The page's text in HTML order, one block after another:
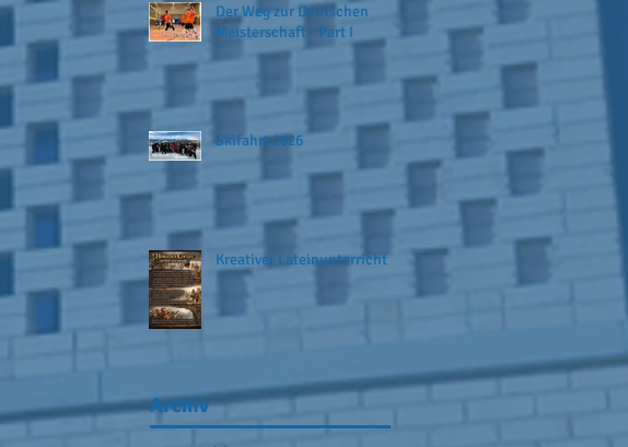
Der Weg zur Deutschen
Meisterschaft - Part I
Skifahrt 2026
Kreativer Lateinunterricht
Archiv